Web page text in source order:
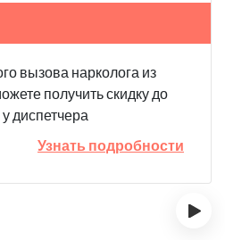
вызова нарколога из
получить скидку до
диспетчера
Узнать подробности
›